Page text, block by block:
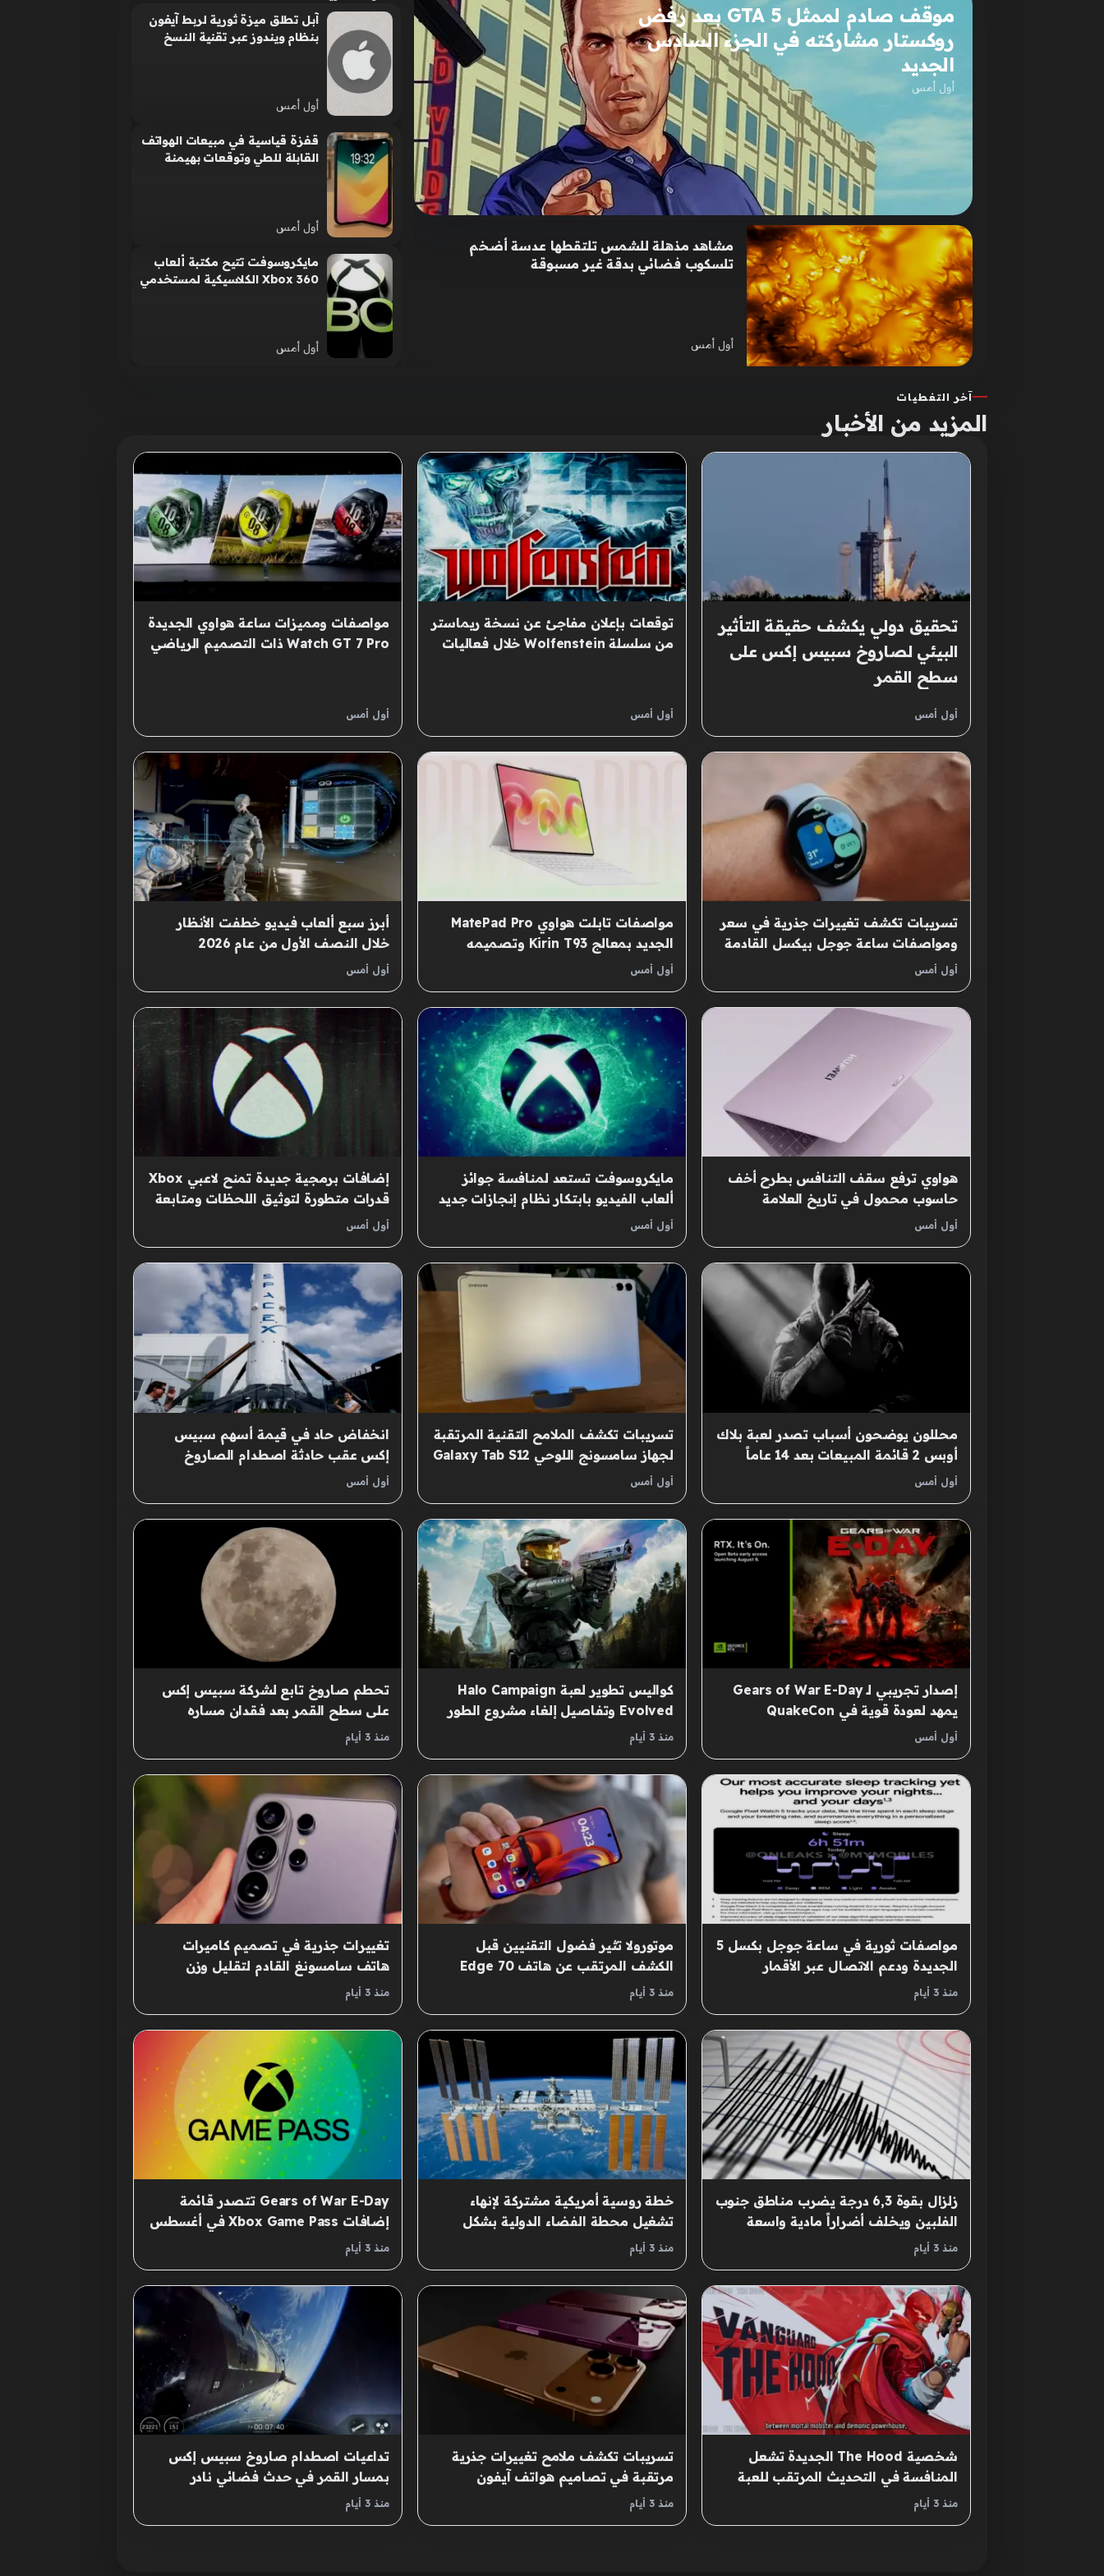
موقف صادم لممثل GTA 5 بعد رفض
روكستار مشاركته في الجزء السادس
الجديد
أول أمس
مشاهد مذهلة للشمس تلتقطها عدسة أضخم
تلسكوب فضائي بدقة غير مسبوقة
أول أمس
آبل تطلق ميزة ثورية لربط آيفون
بنظام ويندوز عبر تقنية النسخ
أول أمس
قفزة قياسية في مبيعات الهواتف
القابلة للطي وتوقعات بهيمنة
أول أمس
مايكروسوفت تتيح مكتبة ألعاب
Xbox 360 الكلاسيكية لمستخدمي
أول أمس
آخر التغطيات
المزيد من الأخبار
تحقيق دولي يكشف حقيقة التأثير
البيئي لصاروخ سبيس إكس على
سطح القمر
أول أمس
توقعات بإعلان مفاجئ عن نسخة ريماستر
من سلسلة Wolfenstein خلال فعاليات
أول أمس
مواصفات ومميزات ساعة هواوي الجديدة
Watch GT 7 Pro ذات التصميم الرياضي
أول أمس
تسريبات تكشف تغييرات جذرية في سعر
ومواصفات ساعة جوجل بيكسل القادمة
أول أمس
مواصفات تابلت هواوي MatePad Pro
الجديد بمعالج Kirin T93 وتصميمه
المبتكر
أول أمس
أبرز سبع ألعاب فيديو خطفت الأنظار
خلال النصف الأول من عام 2026
أول أمس
هواوي ترفع سقف التنافس بطرح أخف
حاسوب محمول في تاريخ العلامة
التجارية
أول أمس
مايكروسوفت تستعد لمنافسة جوائز
ألعاب الفيديو بابتكار نظام إنجازات جديد
لمنصة إكس بوكس
أول أمس
إضافات برمجية جديدة تمنح لاعبي Xbox
قدرات متطورة لتوثيق اللحظات ومتابعة
الإنجازات
أول أمس
محللون يوضحون أسباب تصدر لعبة بلاك
أوبس 2 قائمة المبيعات بعد 14 عاماً
أول أمس
تسريبات تكشف الملامح التقنية المرتقبة
لجهاز سامسونج اللوحي Galaxy Tab S12
Ultra
أول أمس
انخفاض حاد في قيمة أسهم سبيس
إكس عقب حادثة اصطدام الصاروخ
بسطح القمر
أول أمس
إصدار تجريبي لـ Gears of War E-Day
يمهد لعودة قوية في QuakeCon
أول أمس
كواليس تطوير لعبة Halo Campaign
Evolved وتفاصيل إلغاء مشروع الطور
الجماعي المثير للجدلمنذ 3 أيام
تحطم صاروخ تابع لشركة سبيس إكس
على سطح القمر بعد فقدان مساره
منذ 3 أيام
مواصفات ثورية في ساعة جوجل بكسل 5
الجديدة ودعم الاتصال عبر الأقمار
الصناعيةمنذ 3 أيام
موتورولا تثير فضول التقنيين قبل
الكشف المرتقب عن هاتف Edge 70
Neoمنذ 3 أيام
تغييرات جذرية في تصميم كاميرات
هاتف سامسونغ القادم لتقليل وزن
الجهازمنذ 3 أيام
زلزال بقوة 6,3 درجة يضرب مناطق جنوب
الفلبين ويخلف أضراراً مادية واسعة
منذ 3 أيام
خطة روسية أمريكية مشتركة لإنهاء
تشغيل محطة الفضاء الدولية بشكل
نهائيمنذ 3 أيام
Gears of War E-Day تتصدر قائمة
إضافات Xbox Game Pass في أغسطس
منذ 3 أيام
شخصية The Hood الجديدة تشعل
المنافسة في التحديث المرتقب للعبة
Marvel Rivalsمنذ 3 أيام
تسريبات تكشف ملامح تغييرات جذرية
مرتقبة في تصاميم هواتف آيفون
القادمةمنذ 3 أيام
تداعيات اصطدام صاروخ سبيس إكس
بمسار القمر في حدث فضائي نادر
منذ 3 أيام